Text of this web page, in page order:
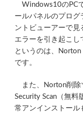
Windows10のPC
ールパネルのプロ
ントビューアーで見
エラーを引き起こし
というのは、Norton
です。
また、Norton削除
Security Scan（無料
常アンインストール